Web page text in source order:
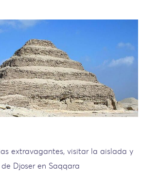
extravagantes, visitar la aislada y
Djoser en Saqqara